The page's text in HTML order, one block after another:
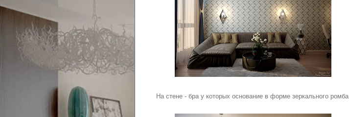
На стене - бра у которых основание в форме зеркального ромба.